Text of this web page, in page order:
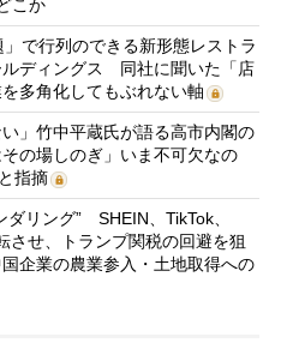
こか
」で行列のできる新形態レストラ
ルディングス 同社に聞いた「店
多角化してもぶれない軸
」竹中平蔵氏が語る高市内閣の
の場しのぎ」いま不可欠なの
指摘
リング” SHEIN、TikTok、
せ、トランプ関税の回避を狙
企業の農業参入・土地取得への